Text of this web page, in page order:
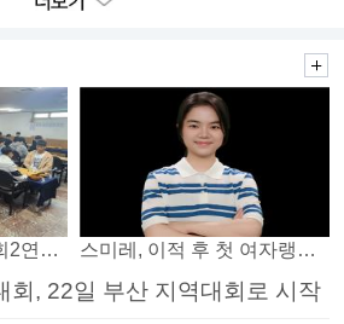
22전 전승 임상규·대회2연패 노리는 김다빈…왕중왕전 16강 7일부터 스미레, 이적 후 첫 여자랭킹 3위
회, 22일 부산 지역대회로 시작